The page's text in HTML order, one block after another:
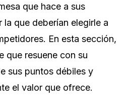
que hace a sus
la que deberían elegirle a
En esta sección,
que resuene con su
sus puntos débiles y
el valor que ofrece.